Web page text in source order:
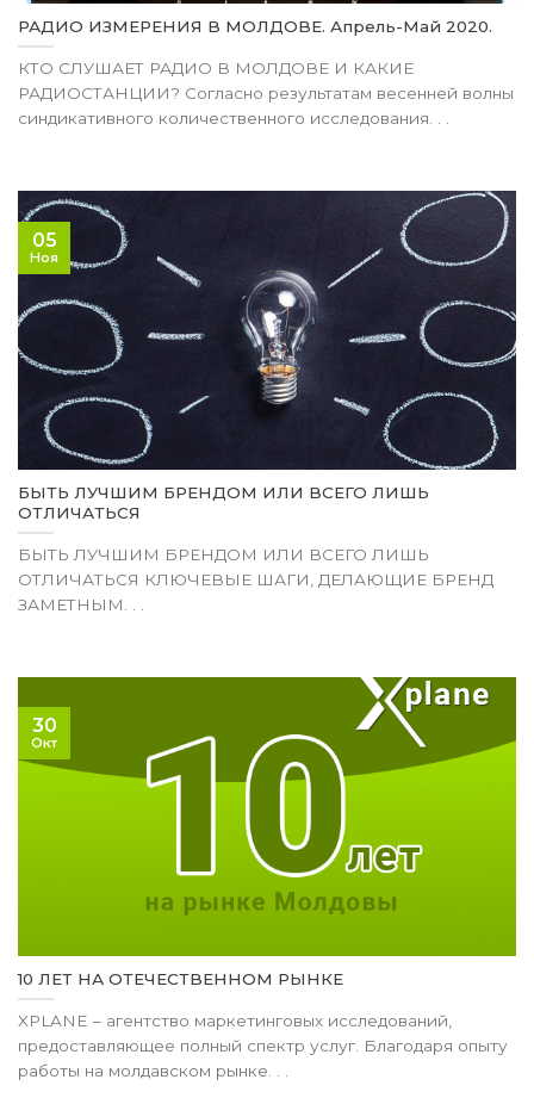
РАДИО ИЗМЕРЕНИЯ В МОЛДОВЕ. Апрель-Май 2020.
КТО СЛУШАЕТ РАДИО В МОЛДОВЕ И КАКИЕ
РАДИОСТАНЦИИ? Согласно результатам весенней волны
синдикативного количественного исследования. . .
БЫТЬ ЛУЧШИМ БРЕНДОМ ИЛИ ВСЕГО ЛИШЬ
ОТЛИЧАТЬСЯ
БЫТЬ ЛУЧШИМ БРЕНДОМ ИЛИ ВСЕГО ЛИШЬ
ОТЛИЧАТЬСЯ КЛЮЧЕВЫЕ ШАГИ, ДЕЛАЮЩИЕ БРЕНД
ЗАМЕТНЫМ. . .
05
Ноя
10 ЛЕТ НА ОТЕЧЕСТВЕННОМ РЫНКЕ
XPLANE – агентство маркетинговых исследований,
предоставляющее полный спектр услуг. Благодаря опыту
работы на молдавском рынке. . .
30
Окт